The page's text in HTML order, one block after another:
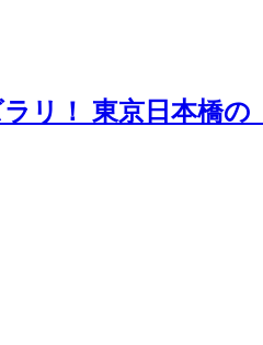
リ！ 東京日本橋の